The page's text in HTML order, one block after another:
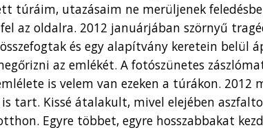
utazásaim ne merüljenek
az oldalra. 2012 januárjában szörnyű
és egy alapítvány keretein belül
az emlékét. A fotószünetes
is velem van ezeken a túrákon.
tart. Kissé átalakult, mivel elejében
Egyre többet, egyre hosszabbakat